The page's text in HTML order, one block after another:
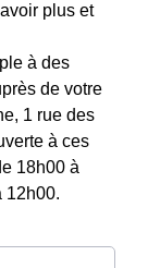
plus et
à des
de votre
1 rue des
à ces
18h00 à
12h00.